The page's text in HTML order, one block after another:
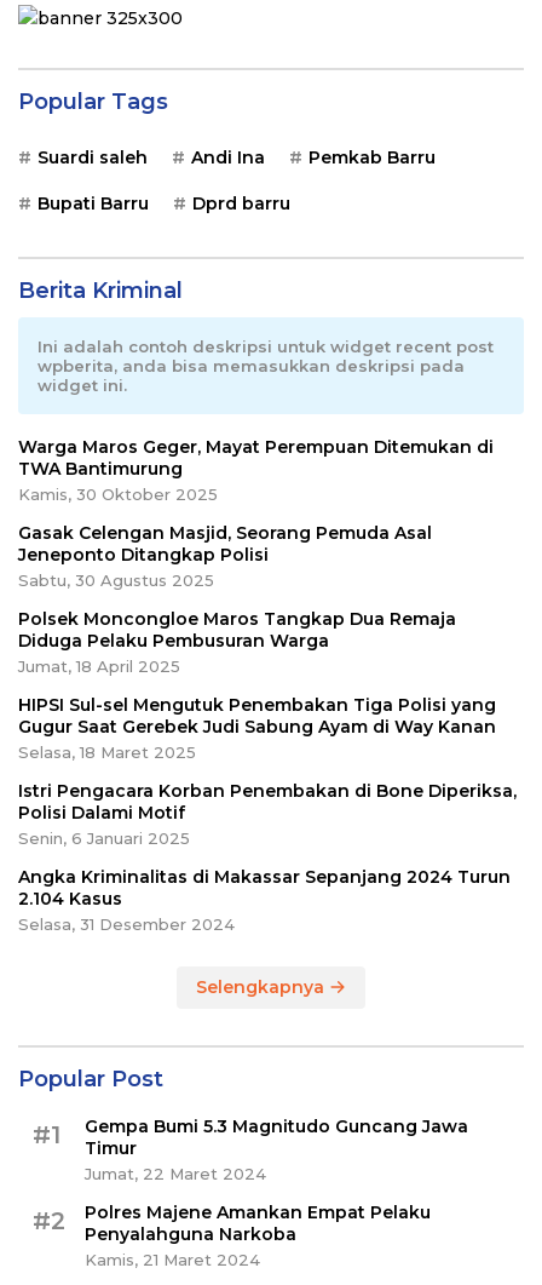
Popular Tags
Suardi saleh Andi Ina Pemkab Barru
Bupati Barru Dprd barru
Berita Kriminal
Ini adalah contoh deskripsi untuk widget recent post
wpberita, anda bisa memasukkan deskripsi pada
widget ini.
Warga Maros Geger, Mayat Perempuan Ditemukan di
TWA Bantimurung
Kamis, 30 Oktober 2025
Gasak Celengan Masjid, Seorang Pemuda Asal
Jeneponto Ditangkap Polisi
Sabtu, 30 Agustus 2025
Polsek Moncongloe Maros Tangkap Dua Remaja
Diduga Pelaku Pembusuran Warga
Jumat, 18 April 2025
HIPSI Sul-sel Mengutuk Penembakan Tiga Polisi yang
Gugur Saat Gerebek Judi Sabung Ayam di Way Kanan
Selasa, 18 Maret 2025
Istri Pengacara Korban Penembakan di Bone Diperiksa,
Polisi Dalami Motif
Senin, 6 Januari 2025
Angka Kriminalitas di Makassar Sepanjang 2024 Turun
2.104 Kasus
Selasa, 31 Desember 2024
Selengkapnya
Popular Post
#1
Gempa Bumi 5.3 Magnitudo Guncang Jawa
Timur
Jumat, 22 Maret 2024
#2
Polres Majene Amankan Empat Pelaku
Penyalahguna Narkoba
Kamis, 21 Maret 2024